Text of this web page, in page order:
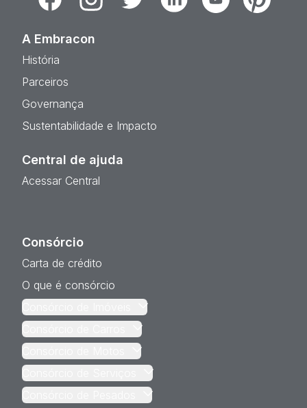
A Embracon
História
Parceiros
Governança
Sustentabilidade e Impacto
Central de ajuda
Acessar Central
Consórcio
Carta de crédito
O que é consórcio